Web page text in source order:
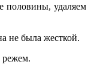
половины, удаляем
не была жесткой.
режем.